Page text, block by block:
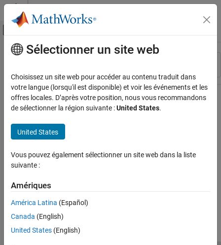
Passer au contenu
Activer/désactiver l'affichage du menu
Ressource
Contenu principal
Sélectionner un site web
Choisissez un site web pour accéder au contenu traduit dans
votre langue (lorsqu'il est disponible) et voir les événements et les
offres locales. D’après votre position, nous vous recommandons
de sélectionner la région suivante :United States.
United States
Vous pouvez également sélectionner un site web dans la liste
suivante :
Amériques
América Latina (Español)
Canada (English)
United States (English)